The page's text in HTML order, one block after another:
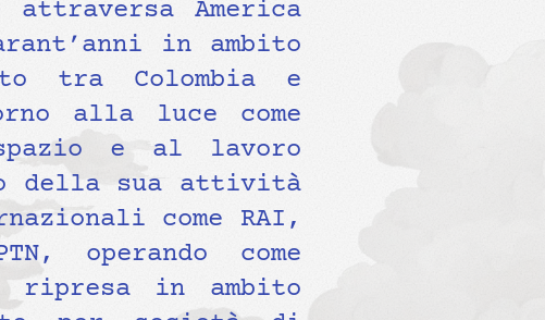
America
in ambito
tra Colombia e
alla luce come
e al lavoro
della sua attività
come RAI,
operando come
in ambito